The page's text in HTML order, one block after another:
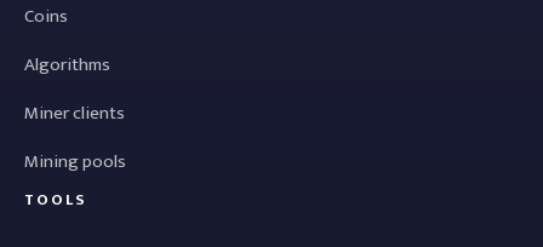
Coins
Algorithms
Miner clients
Mining pools
TOOLS